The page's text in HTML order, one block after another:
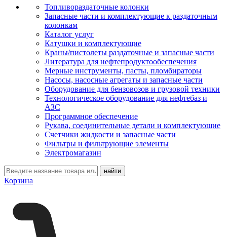
Топливораздаточные колонки
Запасные части и комплектующие к раздаточным
колонкам
Каталог услуг
Катушки и комплектующие
Краны/пистолеты раздаточные и запасные части
Литература для нефтепродуктообеспечения
Мерные инструменты, пасты, пломбираторы
Насосы, насосные агрегаты и запасные части
Оборудование для бензовозов и грузовой техники
Технологическое оборудование для нефтебаз и
АЗС
Программное обеспечение
Рукава, соединительные детали и комплектующие
Счетчики жидкости и запасные части
Фильтры и фильтрующие элементы
Электромагазин
Корзина